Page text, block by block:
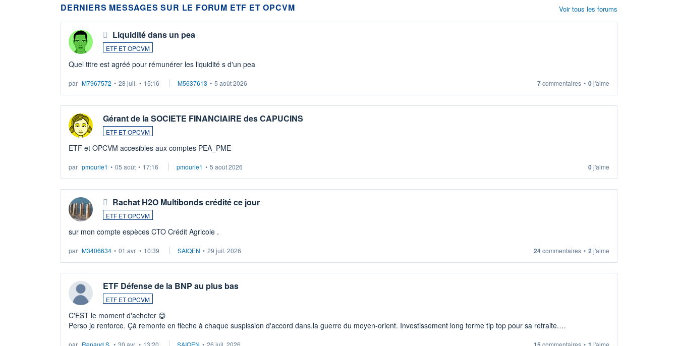
DERNIERS MESSAGES SUR LE FORUM ETF ET OPCVM
Liquidité dans un pea
ETF ET OPCVM
Quel titre est agréé pour rémunérer les liquidité s d'un pea
par M7967572 • 28 juil. • 15:16 M5637613 • 5 août 2026 7commentaires • 0j'aime
Gérant de la SOCIETE FINANCIAIRE des CAPUCINS
ETF ET OPCVM
ETF et OPCVM accesibles aux comptes PEA_PME
par pmourie1 • 05 août • 17:16 pmourie1 • 5 août 2026 0j'aime
Rachat H2O Multibonds crédité ce jour
ETF ET OPCVM
sur mon compte espèces CTO Crédit Agricole .
par M3406634 • 01 avr. • 10:39 SAIQEN • 29 juil. 2026 24commentaires • 2 j'aime
ETF Défense de la BNP au plus bas
ETF ET OPCVM
C'EST le moment d'acheter 😄​
Perso je renforce. Çà remonte en flèche à chaque suspission d'accord dans.la guerre du moyen-orient. Investissement long terme tip top pour sa retraite.
par Renaud.S. • 30 avr. • 13:20 SAIQEN • 26 juil. 2026 commentaires • j'aime
Voir tous les forums